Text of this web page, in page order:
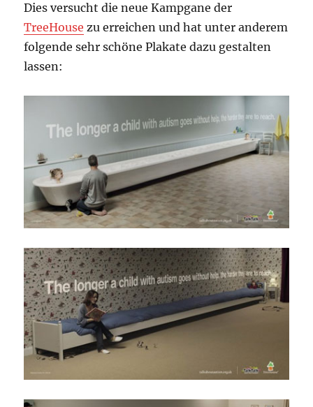
Dies versucht die neue Kampgane der
TreeHouse zu erreichen und hat unter anderem
folgende sehr schöne Plakate dazu gestalten
lassen: